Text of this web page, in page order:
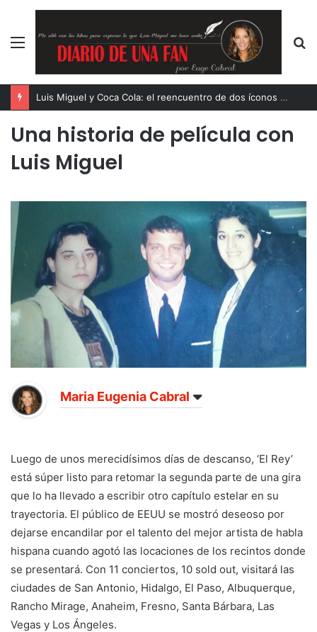
Menú
Luis Miguel y Coca Cola: el reencuentro de dos íconos eternos
Una historia de película con
Luis Miguel
Maria Eugenia Cabral
Luego de unos merecidísimos días de descanso, ‘El Rey’
está súper listo para retomar la segunda parte de una gira
que lo ha llevado a escribir otro capítulo estelar en su
trayectoria. El público de EEUU se mostró deseoso por
dejarse encandilar por el talento del mejor artista de habla
hispana cuando agotó las locaciones de los recintos donde
se presentará. Con 11 conciertos, 10 sold out, visitará las
ciudades de San Antonio, Hidalgo, El Paso, Albuquerque,
Rancho Mirage, Anaheim, Fresno, Santa Bárbara, Las
Vegas y Los Ángeles.